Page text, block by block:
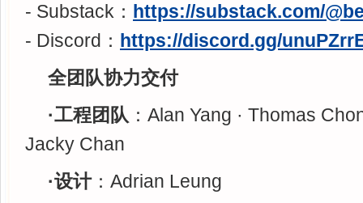
- Substack： https://substack.com/
- Discord： https://discord.gg/
全团队协力交付
·工程团队 ：Alan Yang · Thomas
Jacky Chan
·设计：Adrian Leung